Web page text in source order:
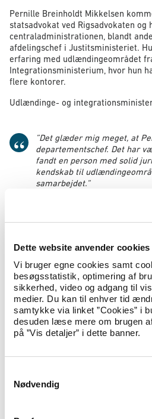
Dette website anvender cookies
Vi bruger egne cookies samt
besøgsstatistik, optimering af
sikkerhed, video og adgang til
medier. Du kan til enhver tid
samtykke via linket ”Cookies” i
desuden læse mere om brugen
på ”Vis detaljer” i dette banner.
Nødvendig
Pernille Breinholdt Mikkelsen
statsadvokat ved Rigsadvokaten
centraladministrationen, blandt
afdelingschef i Justitsministeriet.
erfaring med udlændingeområdet
Integrationsministerium, hvor hun
flere kontorer.
Udlændinge- og
”Det glæder mig meget, at
departementschef. Det har
fandt en person med solid
kendskab til
samarbejdet.”
“Jeg glæder mig til at tage
opgaver sammen med alle
hele ministeriets område.”
Pernille Breinholdt Mikkelsen
departementschef Christian